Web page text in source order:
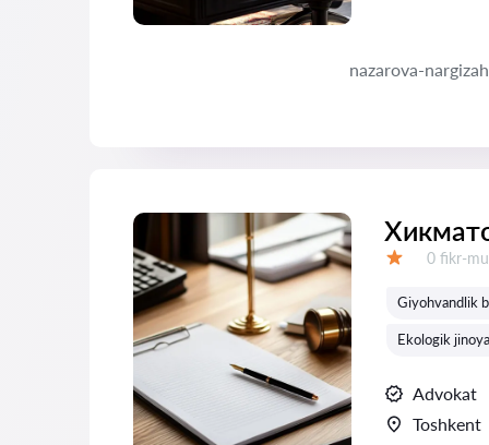
nazarova-
Fikrlar:
0 fikr-
Giyohvandlik
Ekologik
Advokat
Toshkent